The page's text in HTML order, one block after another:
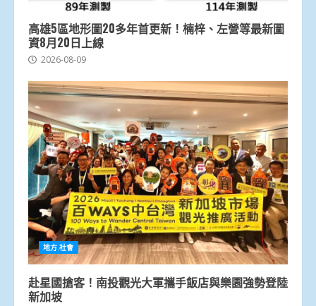
高雄5區地形圖20多年首更新！楠梓、左營等最新圖
資8月20日上線
2026-08-09
地方.社會
赴星國搶客！南投觀光大軍攜手飯店與樂園強勢登陸
新加坡